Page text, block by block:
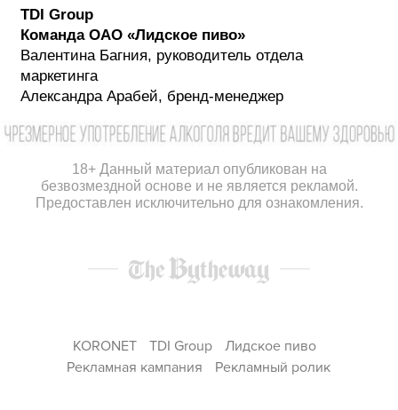
TDI Group
Команда ОАО «Лидское пиво»
Валентина Багния, руководитель отдела
маркетинга
Александра Арабей, бренд-менеджер
18+ Данный материал опубликован на
безвозмездной основе и не является рекламой.
Предоставлен исключительно для ознакомления.
KORONET TDI Group
Лидское пиво
Рекламная кампания
Рекламный ролик